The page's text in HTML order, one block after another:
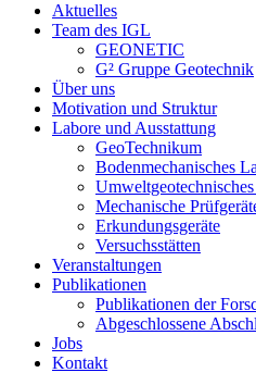
Aktuelles
Team des IGL
GEONETIC
G² Gruppe Geotechnik
Über uns
Motivation und Struktur
Labore und Ausstattung
GeoTechnikum
Bodenmechanisches
Mechanische
Erkundungsgeräte
Versuchsstätten
Veranstaltungen
Publikationen
Publikationen der
Abgeschlossene
Jobs
Kontakt